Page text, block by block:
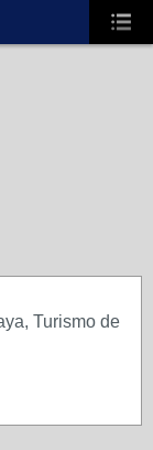
Turismo de